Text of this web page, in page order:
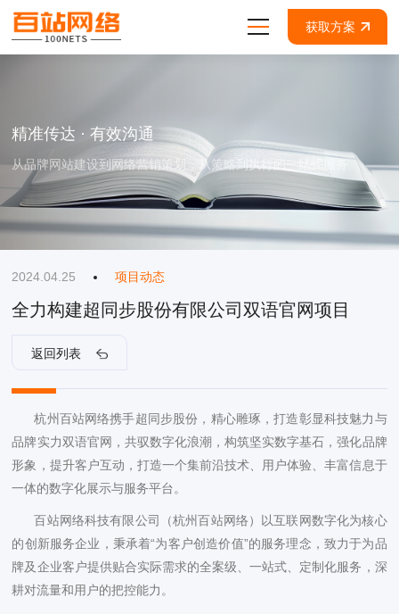
获取方案
精准传达 · 有效沟通
从品牌网站建设到网络营销策划，从策略到执行的一站式服务
2024.04.25 项目动态
全力构建超同步股份有限公司双语官网项目
返回列表
杭州百站网络携手超同步股份，精心雕琢，打造彰显科技魅力与
品牌实力双语官网，共驭数字化浪潮，构筑坚实数字基石，强化品牌
形象，提升客户互动，打造一个集前沿技术、用户体验、丰富信息于
一体的数字化展示与服务平台。
百站网络科技有限公司（杭州百站网络）以互联网数字化为核心
的创新服务企业，秉承着“为客户创造价值”的服务理念，致力于为品
牌及企业客户提供贴合实际需求的全案级、一站式、定制化服务，深
耕对流量和用户的把控能力。